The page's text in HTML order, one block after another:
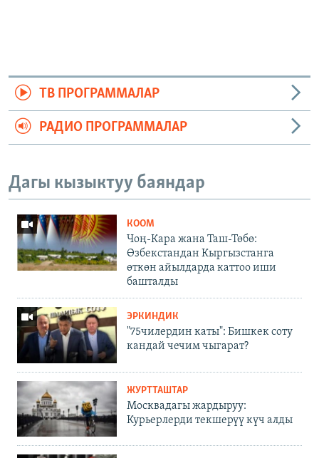
ТВ ПРОГРАММАЛАР
РАДИО ПРОГРАММАЛАР
Дагы кызыктуу баяндар
КООМ
Чоң-Кара жана Таш-Төбө:
Өзбекстандан Кыргызстанга
өткөн айылдарда каттоо иши
башталды
ЭРКИНДИК
"75чилердин каты": Бишкек соту
кандай чечим чыгарат?
ЖУРТТАШТАР
Москвадагы жардыруу:
Курьерлерди текшерүү күч алды